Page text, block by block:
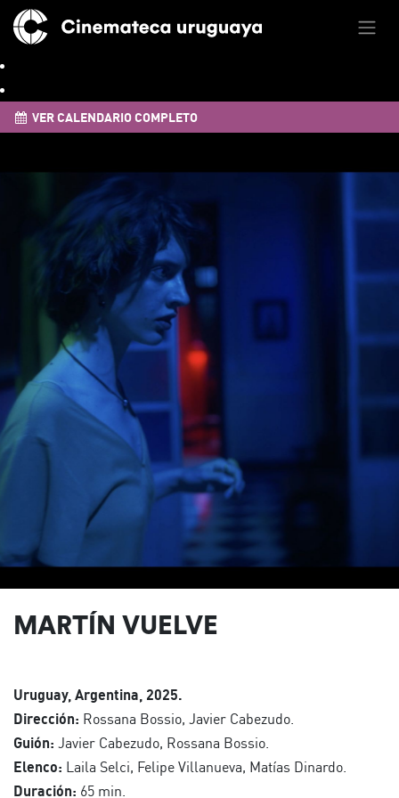
VER CALENDARIO COMPLETO
MARTÍN VUELVE
Uruguay, Argentina, 2025.
Dirección: Rossana Bossio, Javier Cabezudo.
Guión: Javier Cabezudo, Rossana Bossio.
Elenco: Laila Selci, Felipe Villanueva, Matías Dinardo.
Duración: 65 min.